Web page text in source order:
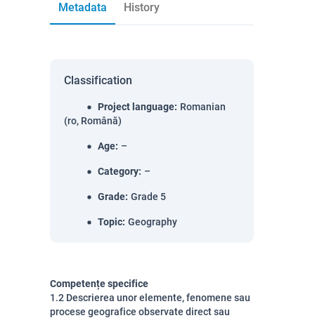
Metadata History
Classification
Project language: Romanian
(ro, Română)
Age: –
Category: –
Grade: Grade 5
Topic: Geography
Competențe specifice
1.2 Descrierea unor elemente, fenomene sau
procese geografice observate direct sau